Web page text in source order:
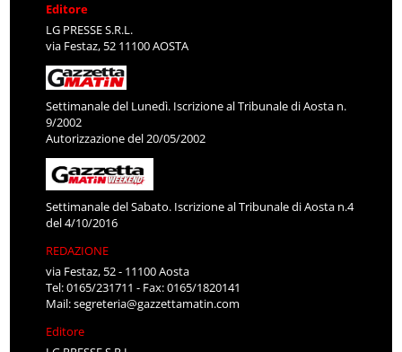
Editore
LG PRESSE S.R.L.
via Festaz, 52 11100 AOSTA
Settimanale del Lunedì. Iscrizione al Tribunale di Aosta n.
9/2002
Autorizzazione del 20/05/2002
Settimanale del Sabato. Iscrizione al Tribunale di Aosta n.4
del 4/10/2016
REDAZIONE
via Festaz, 52 - 11100 Aosta
Tel: 0165/231711 - Fax: 0165/1820141
Mail:segreteria@gazzettamatin.com
Editore